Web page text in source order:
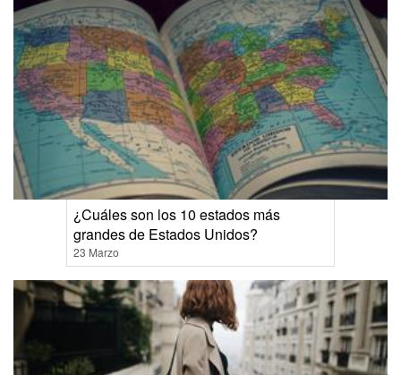
¿Cuáles son los 10 estados más
grandes de Estados Unidos?
23 Marzo